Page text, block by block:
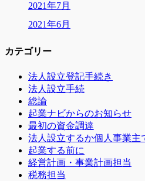
2021年7月
2021年6月
カテゴリー
法人設立登記手続き
法人設立手続
総論
起業ナビからのお知らせ
最初の資金調達
法人設立するか個人事業主
起業する前に
経営計画・事業計画担当
税務担当